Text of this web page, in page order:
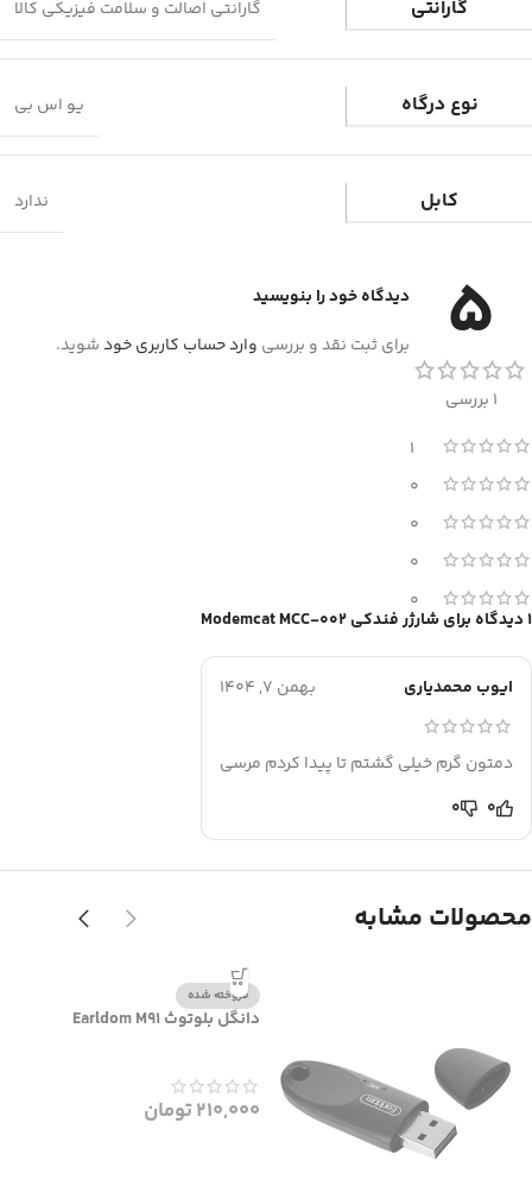
گارانتی گارانتی اصالت و سلامت فیزیکی کالا
نوع درگاه یو اس بی
کابل ندارد
5
1 بررسی
1
0
0
0
0
1 دیدگاه برای شارژر فندکی Modemcat MCC-002
ایوب محمدیاری بهمن 7, 1404
دمتون گرم خیلی گشتم تا پیدا کردم مرسی
0
0
دیدگاه خود را بنویسید
برای ثبت نقد و بررسی وارد حساب کاربری خودشوید.
محصولات مشابه
فروخته شده
دانگل بلوتوث Earldom M91
210,000تومان